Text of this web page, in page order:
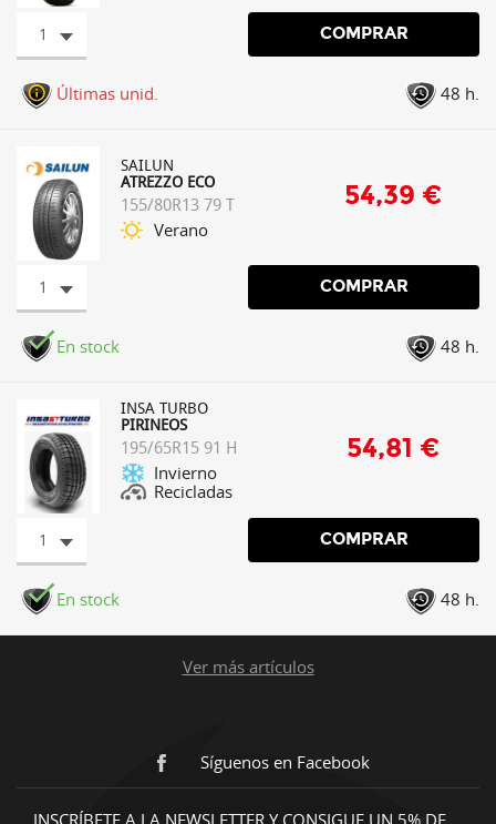
1 COMPRAR
Últimas unid. 48 h.
SAILUN
ATREZZO ECO
155/80R13 79 T
Verano
54,39 €
1 COMPRAR
En stock 48 h.
INSA TURBO
PIRINEOS
195/65R15 91 H
Invierno
Recicladas
54,81 €
1 COMPRAR
En stock 48 h.
Ver más artículos
Síguenos en Facebook